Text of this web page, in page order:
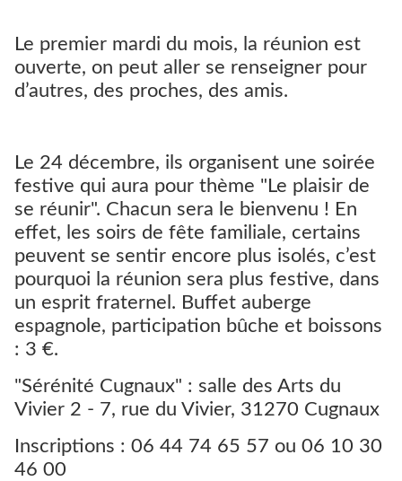
Le premier mardi du mois, la réunion est
ouverte, on peut aller se renseigner pour
d’autres, des proches, des amis.
Le 24 décembre, ils organisent une soirée
festive qui aura pour thème "Le plaisir de
se réunir". Chacun sera le bienvenu ! En
effet, les soirs de fête familiale, certains
peuvent se sentir encore plus isolés, c’est
pourquoi la réunion sera plus festive, dans
un esprit fraternel. Buffet auberge
espagnole, participation bûche et boissons
: 3 €.
"Sérénité Cugnaux" : salle des Arts du
Vivier 2 - 7, rue du Vivier, 31270 Cugnaux
Inscriptions : 06 44 74 65 57 ou 06 10 30
46 00